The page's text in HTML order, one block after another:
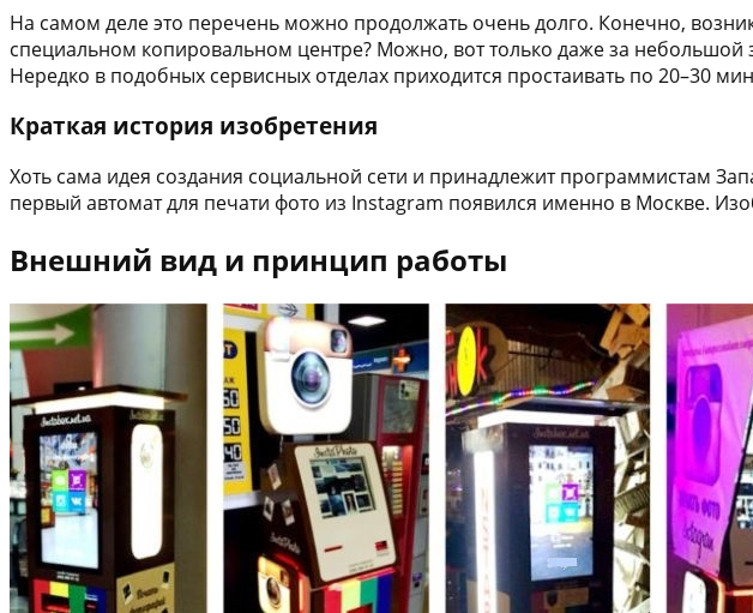
На самом деле это перечень можно продолжать очень долго. Конечно,
специальном копировальном центре? Можно, вот только даже за небольшой
Нередко в подобных сервисных отделах приходится простаивать по 20–30
Краткая история изобретения
Хоть сама идея создания социальной сети и принадлежит программистам
первый автомат для печати фото из Instagram появился именно в Москве.
Внешний вид и принцип работы